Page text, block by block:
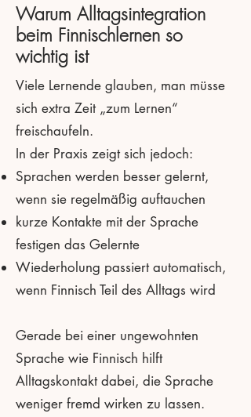
Warum Alltagsintegration
beim Finnischlernen so
wichtig ist
Viele Lernende glauben, man müsse
sich extra Zeit „zum Lernen“
freischaufeln.
In der Praxis zeigt sich jedoch:
Sprachen werden besser gelernt,
wenn sie regelmäßig auftauchen
kurze Kontakte mit der Sprache
festigen das Gelernte
Wiederholung passiert automatisch,
wenn Finnisch Teil des Alltags wird
Gerade bei einer ungewohnten
Sprache wie Finnisch hilft
Alltagskontakt dabei, die Sprache
weniger fremd wirken zu lassen.